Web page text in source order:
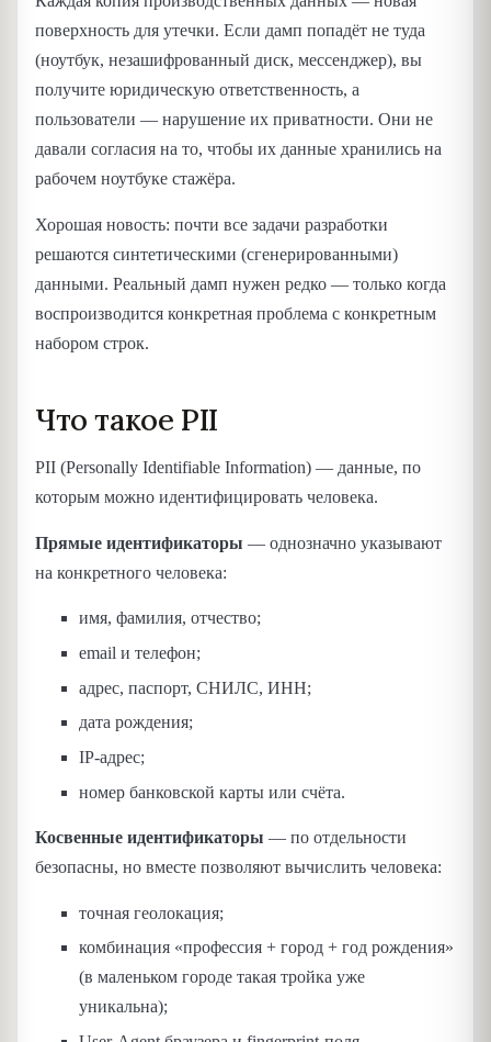
поверхность для утечки. Если дамп попадёт не туда
(ноутбук, незашифрованный диск, мессенджер), вы
получите юридическую ответственность, а
пользователи — нарушение их приватности. Они не
давали согласия на то, чтобы их данные хранились на
рабочем ноутбуке стажёра.
Хорошая новость: почти все задачи разработки
решаются синтетическими (сгенерированными)
данными. Реальный дамп нужен редко — только когда
воспроизводится конкретная проблема с конкретным
набором строк.
Что такое PII
PII (Personally Identifiable Information) — данные, по
которым можно идентифицировать человека.
Прямые идентификаторы — однозначно указывают
на конкретного человека:
имя, фамилия, отчество;
email и телефон;
адрес, паспорт, СНИЛС, ИНН;
дата рождения;
IP-адрес;
номер банковской карты или счёта.
Косвенные идентификаторы — по отдельности
безопасны, но вместе позволяют вычислить человека:
точная геолокация;
комбинация «профессия + город + год рождения»
(в маленьком городе такая тройка уже
уникальна);